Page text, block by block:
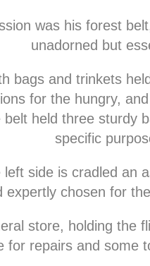
was his forest
unadorned but
bags and trinkets
for the hungry,
held three sturdy
specific
side is cradled an
expertly chosen for
store, holding the
for repairs and some